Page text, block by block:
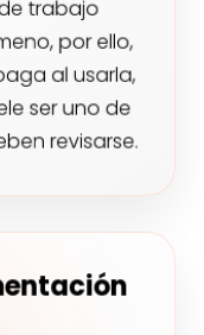
trabajo
por ello,
al usarla,
ser uno de
revisarse.